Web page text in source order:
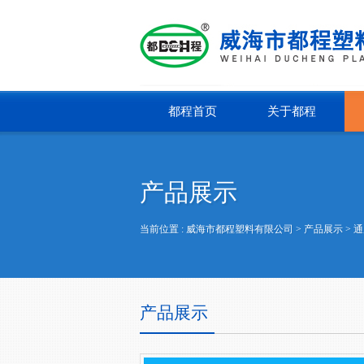
都程首页 关于都程
产品展示
当前位置 : 威海市都程塑料有限公司 > 产品展示 >
产品展示